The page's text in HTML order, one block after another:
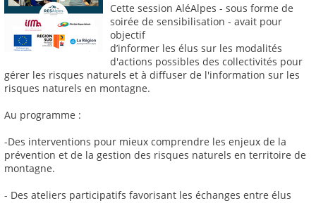
Cette session AléAlpes - sous forme de
soirée de sensibilisation - avait pour
objectif
d’informer les élus sur les modalités
d'actions possibles des collectivités pour
gérer les risques naturels et à diffuser de l'information sur les
risques naturels en montagne.
Au programme :
-Des interventions pour mieux comprendre les enjeux de la
prévention et de la gestion des risques naturels en territoire de
montagne.
- Des ateliers participatifs favorisant les échanges entre élus